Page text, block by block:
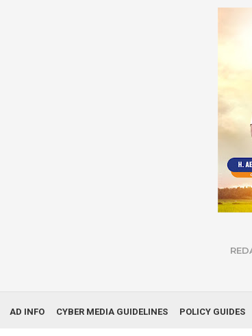
AD INFO CYBER MEDIA GUIDELINES POLICY GUIDES